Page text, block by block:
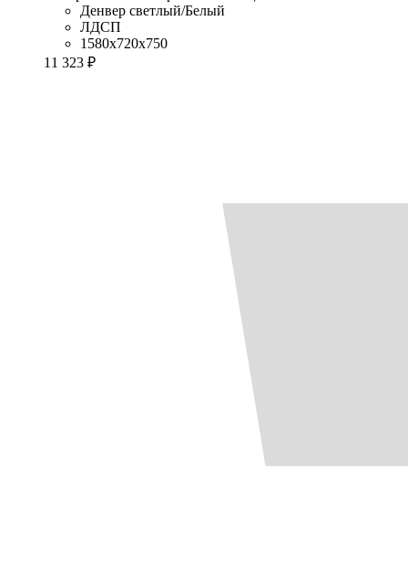
Денвер светлый/Белый
ЛДСП
1580x720x750
11 323 ₽